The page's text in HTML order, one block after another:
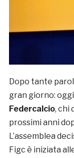
Dopo tante
gran giorno:
Federcalcio, chi
prossimi anni
L’assemblea
Figc è iniziata